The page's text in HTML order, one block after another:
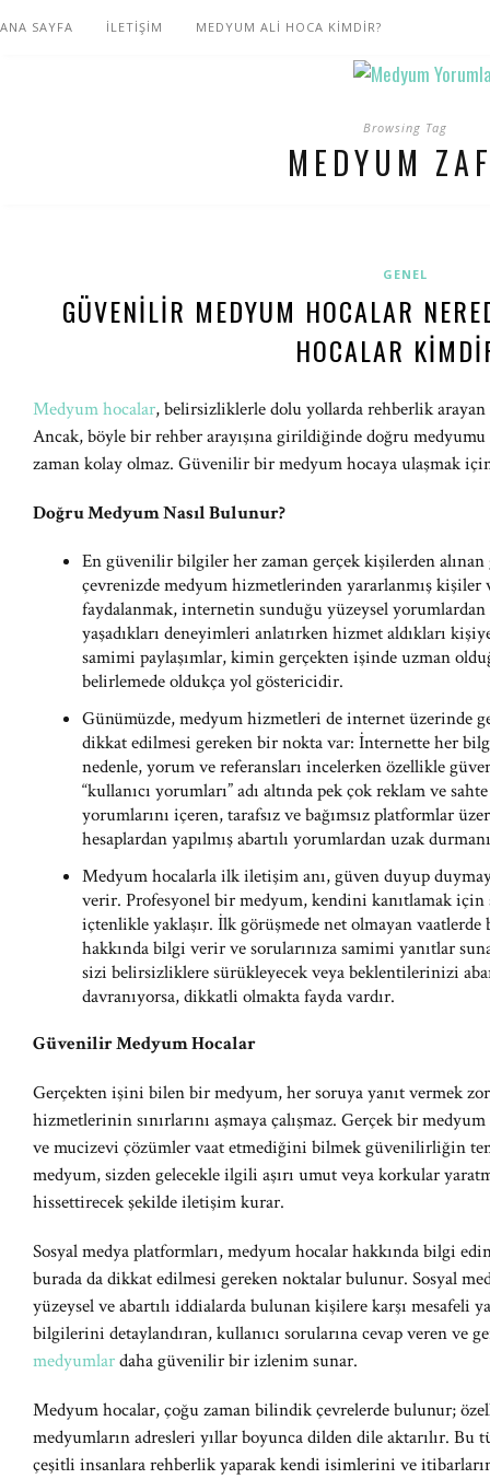
ANA SAYFA İLETİŞİM MEDYUM ALİ HOCA KİMDİR?
Browsing Tag
MEDYUM
GENEL
GÜVENILIR MEDYUM HOCALAR
HOCALAR
Medyum hocalar, belirsizliklerle dolu yollarda rehberlik
Ancak, böyle bir rehber arayışına girildiğinde doğru
zaman kolay olmaz. Güvenilir bir medyum hocaya ulaşmak
Doğru Medyum Nasıl Bulunur?
En güvenilir bilgiler her zaman gerçek kişilerden
çevrenizde medyum hizmetlerinden yararlanmış
faydalanmak, internetin sunduğu yüzeysel
yaşadıkları deneyimleri anlatırken hizmet aldıkları
samimi paylaşımlar, kimin gerçekten işinde uzman
belirlemede oldukça yol göstericidir.
Günümüzde, medyum hizmetleri de internet üzerinde
dikkat edilmesi gereken bir nokta var: İnternette her
nedenle, yorum ve referansları incelerken özellikle
“kullanıcı yorumları” adı altında pek çok reklam ve
yorumlarını içeren, tarafsız ve bağımsız platformlar
hesaplardan yapılmış abartılı yorumlardan uzak
Medyum hocalarla ilk iletişim anı, güven duyup
verir. Profesyonel bir medyum, kendini kanıtlamak için
içtenlikle yaklaşır. İlk görüşmede net olmayan vaatlerde
hakkında bilgi verir ve sorularınıza samimi yanıtlar
sizi belirsizliklere sürükleyecek veya beklentilerinizi
davranıyorsa, dikkatli olmakta fayda vardır.
Güvenilir Medyum Hocalar
Gerçekten işini bilen bir medyum, her soruya yanıt vermek
hizmetlerinin sınırlarını aşmaya çalışmaz. Gerçek bir
ve mucizevi çözümler vaat etmediğini bilmek güvenilirliğin
medyum, sizden gelecekle ilgili aşırı umut veya korkular
hissettirecek şekilde iletişim kurar.
Sosyal medya platformları, medyum hocalar hakkında bilgi
burada da dikkat edilmesi gereken noktalar bulunur. Sosyal
yüzeysel ve abartılı iddialarda bulunan kişilere karşı mesafeli
bilgilerini detaylandıran, kullanıcı sorularına cevap veren ve
medyumlardaha güvenilir bir izlenim sunar.
Medyum hocalar, çoğu zaman bilindik çevrelerde bulunur;
medyumların adresleri yıllar boyunca dilden dile aktarılır. Bu
çeşitli insanlara rehberlik yaparak kendi isimlerini ve